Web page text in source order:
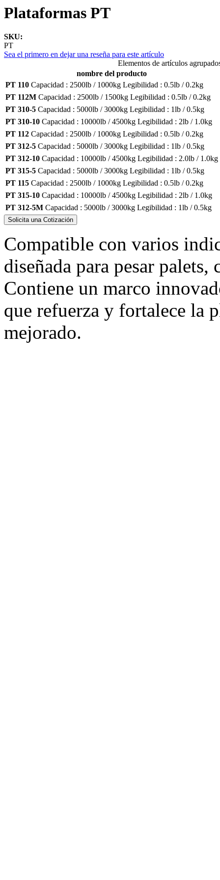
Plataformas PT
SKU:
PT
Sea el primero en dejar una reseña para este artículo
Elementos de artículos
nombre del producto
PT 110 Capacidad : 2500lb / 1000kg Legibilidad : 0.5lb / 0.2kg
PT 112M Capacidad : 2500lb / 1500kg Legibilidad : 0.5lb / 0.2kg
PT 310-5 Capacidad : 5000lb / 3000kg Legibilidad : 1lb / 0.5kg
PT 310-10 Capacidad : 10000lb / 4500kg Legibilidad : 2lb / 1.0kg
PT 112 Capacidad : 2500lb / 1000kg Legibilidad : 0.5lb / 0.2kg
PT 312-5 Capacidad : 5000lb / 3000kg Legibilidad : 1lb / 0.5kg
PT 312-10 Capacidad : 10000lb / 4500kg Legibilidad : 2.0lb / 1.0kg
PT 315-5 Capacidad : 5000lb / 3000kg Legibilidad : 1lb / 0.5kg
PT 115 Capacidad : 2500lb / 1000kg Legibilidad : 0.5lb / 0.2kg
PT 315-10 Capacidad : 10000lb / 4500kg Legibilidad : 2lb / 1.0kg
PT 312-5M Capacidad : 5000lb / 3000kg Legibilidad : 1lb / 0.5kg
Solicita una Cotización
Compatible con varios
diseñada para pesar
Contiene un marco
que refuerza y fortalece la
mejorado.